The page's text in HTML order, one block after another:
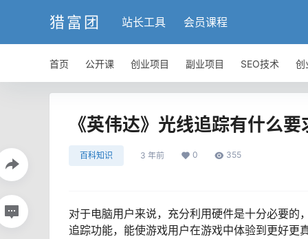
猎富团 站长工具 会员课程
首页 公开课 创业项目 副业项目 SEO技术 创
《英伟达》光线追踪有什么
百科知识 3 年前 0 355
对于电脑用户来说，充分利用硬件是十分必要
追踪功能，能使游戏用户在游戏中体验到更好更